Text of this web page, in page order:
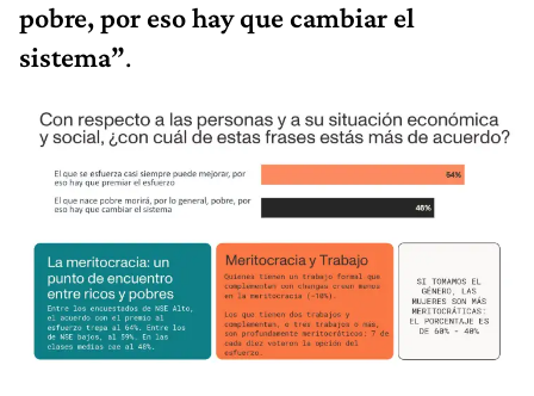
pobre, por eso hay que cambiar el
sistema”.